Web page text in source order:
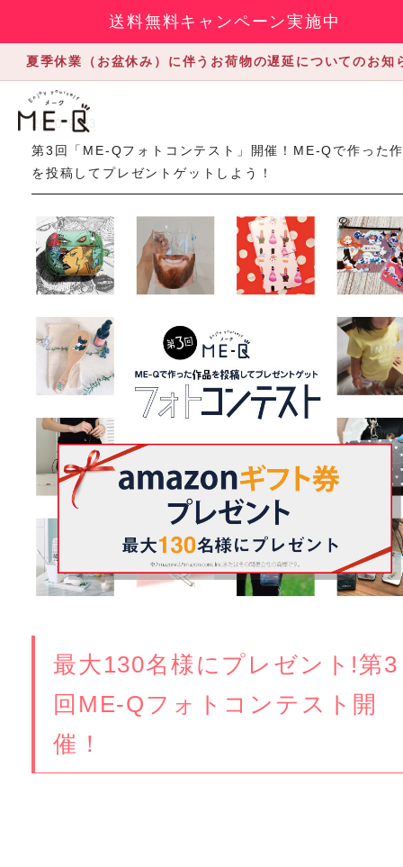
送料無料キャンペーン実施中
夏季休業（お盆休み）に伴うお荷物の遅延についてのお知
2020.9.03
第3回「ME-Qフォトコンテスト」開催！ME-Qで作った
を投稿してプレゼントゲットしよう！
最大130名様にプレゼント!第3
回ME-Qフォトコンテスト開
催！